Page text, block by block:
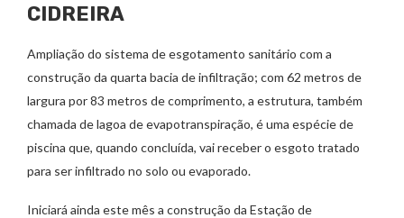
CIDREIRA
Ampliação do sistema de esgotamento sanitário com a
construção da quarta bacia de infiltração; com 62 metros de
largura por 83 metros de comprimento, a estrutura, também
chamada de lagoa de evapotranspiração, é uma espécie de
piscina que, quando concluída, vai receber o esgoto tratado
para ser infiltrado no solo ou evaporado.
Iniciará ainda este mês a construção da Estação de